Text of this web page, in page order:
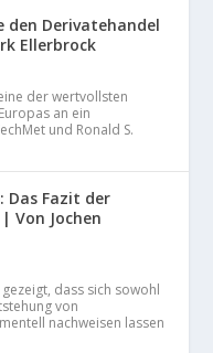
den Derivatehandel
Ellerbrock
der wertvollsten
an ein
und Ronald S.
Das Fazit der
Von Jochen
dass sich sowohl
von
nachweisen lassen